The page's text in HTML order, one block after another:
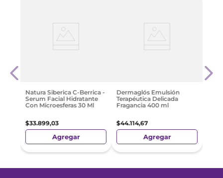
Natura Siberica C-Berrica -
Serum Facial Hidratante
Con Microesferas 30 Ml
$33.899,03
Agregar
Dermaglós Emulsión
Terapéutica Delicada
Fragancia 400 ml
$44.114,67
Agregar